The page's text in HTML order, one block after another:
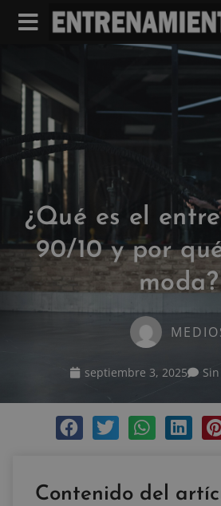
¿Qué es el
90/10 y por
moda?
septiembre 3, 2025
Contenido del